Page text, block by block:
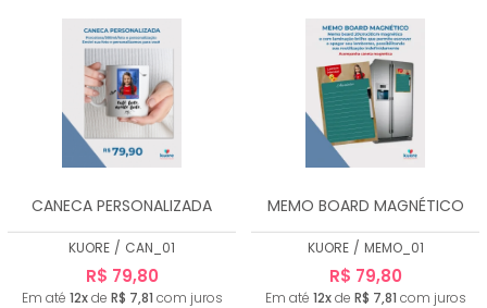
CANECA PERSONALIZADA
KUORE / CAN_01
R$ 79,80
Em até 12xde R$ 7,81 com juros
MEMO BOARD MAGNÉTICO
KUORE / MEMO_01
R$ 79,80
Em até 12xde R$ 7,81 com juros